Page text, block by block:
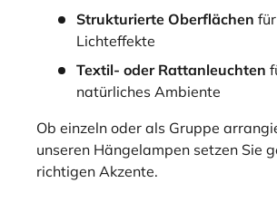
Strukturierte Oberflächen
Lichteffekte
Textil- oder Rattanleuchten
natürliches Ambiente
Ob einzeln oder als Gruppe
unseren Hängelampen setzen Sie
richtigen Akzente.